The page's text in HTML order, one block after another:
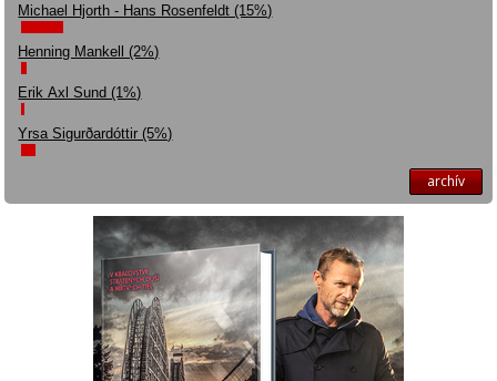
Michael Hjorth - Hans Rosenfeldt (15%)
Henning Mankell (2%)
Erik Axl Sund (1%)
Yrsa Sigurðardóttir (5%)
archív